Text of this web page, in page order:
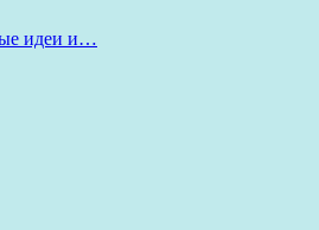
идеи и…